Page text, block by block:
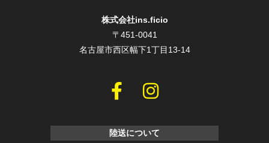
株式会社ins.ficio
〒451-0041
名古屋市西区幅下1丁目13-14
陸送について